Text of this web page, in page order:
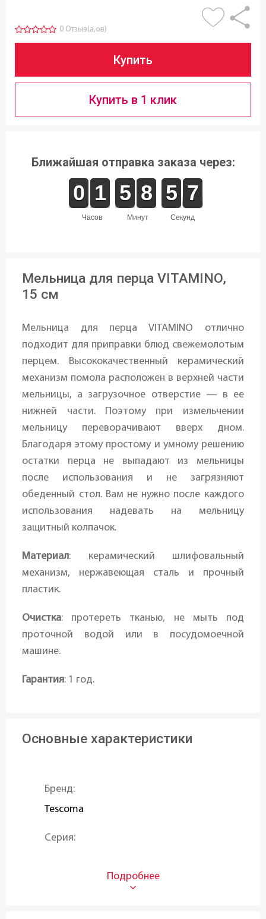
0 Отзыв(а,ов)
Купить
Купить в 1 клик
Ближайшая отправка заказа через:
часов
9
9
0
0 1
1
1
1
минут
4
4
5
5 9
8
8
секунд
0
5
5 7
7
6
Мельница для перца VITAMINO,
15 см
Мельница для перца VITAMINO отлично
подходит для приправки блюд свежемолотым
перцем. Высококачественный керамический
механизм помола расположен в верхней части
мельницы, а загрузочное отверстие — в ее
нижней части. Поэтому при измельчении
мельницу переворачивают вверх дном.
Благодаря этому простому и умному решению
остатки перца не выпадают из мельницы
после использования и не загрязняют
обеденный стол. Вам не нужно после каждого
использования надевать на мельницу
защитный колпачок.
Материал: керамический шлифовальный
механизм, нержавеющая сталь и прочный
пластик.
Очистка: протереть тканью, не мыть под
проточной водой или в посудомоечной
машине.
Гарантия: 1 год.
Основные характеристики
Бренд:
Tescoma
Серия: